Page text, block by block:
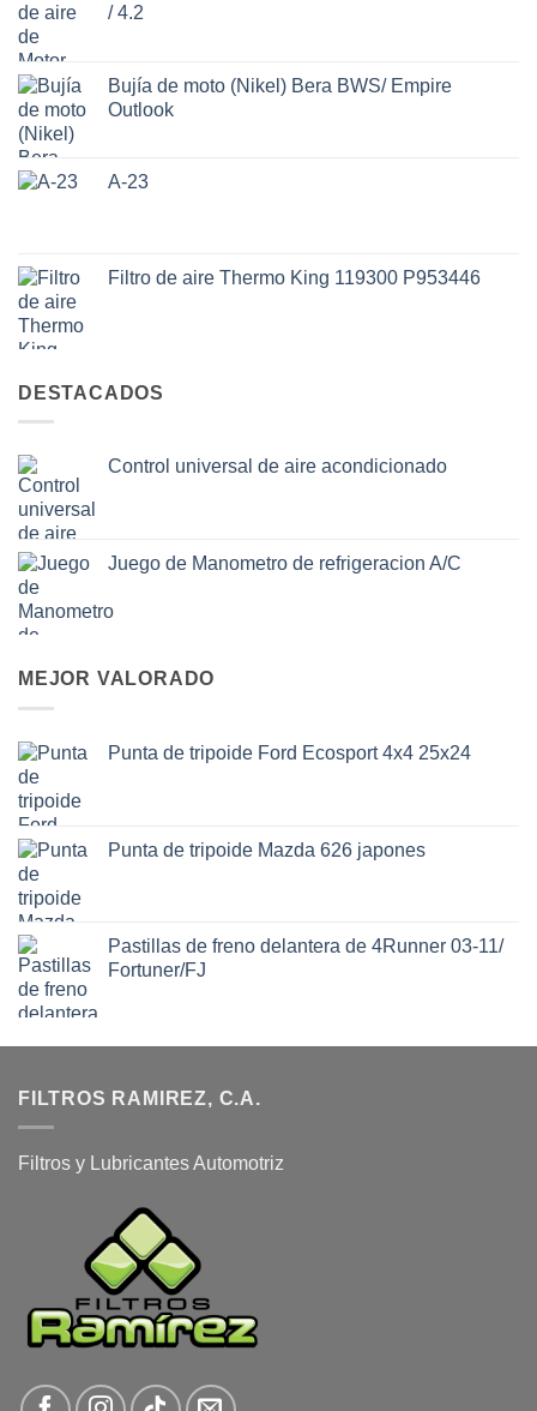
/ 4.2
Bujía de moto (Nikel) Bera BWS/ Empire
Outlook
A-23
Filtro de aire Thermo King 119300 P953446
DESTACADOS
Control universal de aire acondicionado
Juego de Manometro de refrigeracion A/C
MEJOR VALORADO
Punta de tripoide Ford Ecosport 4x4 25x24
Punta de tripoide Mazda 626 japones
Pastillas de freno delantera de 4Runner 03-11/
Fortuner/FJ
FILTROS RAMIREZ, C.A.
Filtros y Lubricantes Automotriz